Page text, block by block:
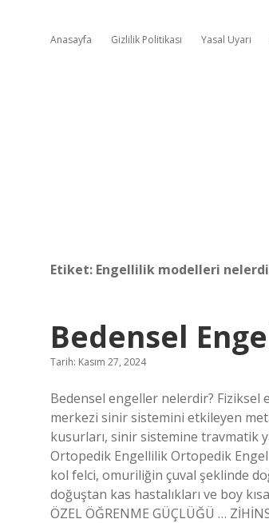
Anasayfa Gizlilik Politikası Yasal Uyarı
Etiket: Engellilik modelleri
Bedensel
Tarih: Kasım 27, 2024
Bedensel engeller nelerdir?
merkezi sinir sistemini etkileyen
kusurları, sinir sistemine travmatik
Ortopedik Engellilik Ortopedik
kol felci, omuriliğin çuval şeklinde
doğuştan kas hastalıkları ve boy
ÖZEL ÖĞRENME GÜÇLÜĞÜ …